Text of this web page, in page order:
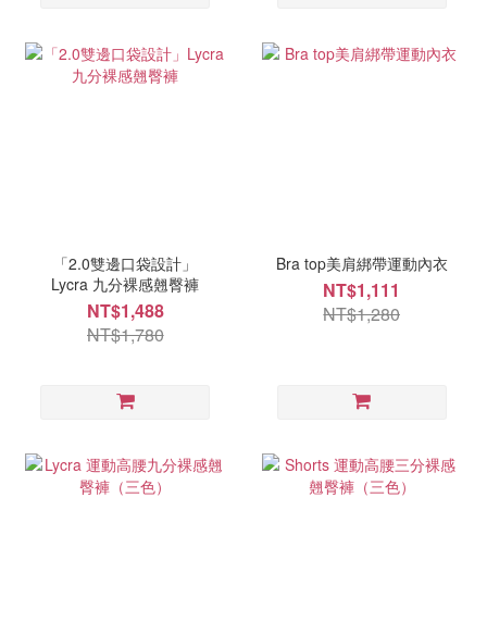
「2.0雙邊口袋設計」
Lycra 九分裸感翹臀褲
NT$1,488
NT$1,780
Bra top美肩綁帶運動內衣
NT$1,111
NT$1,280